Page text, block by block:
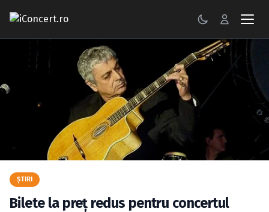
CONCERTE
PETRECERI
RECENZII
ŞTIRI
Bilete la preţ redus pentru concertul